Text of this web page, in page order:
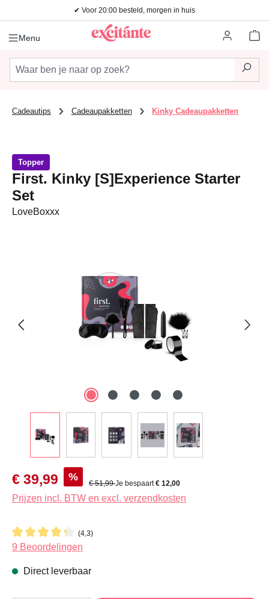
Ga naar de hoofdinhoud✔ Voor 20:00 besteld, morgen in huis
Menu
Cadeautips Cadeaupakketten Kinky Cadeaupakketten
Topper
First. Kinky [S]Experience Starter
Set
LoveBoxxx
Verkoopprijs:
€ 39,99 % Normale prijs:
€ 51,99Je bespaart€ 12,00
Prijzen incl. BTW en excl. verzendkosten
(4,3)
Gemiddelde waardering van 4.3 van 5 sterren
9 Beoordelingen
Direct leverbaar